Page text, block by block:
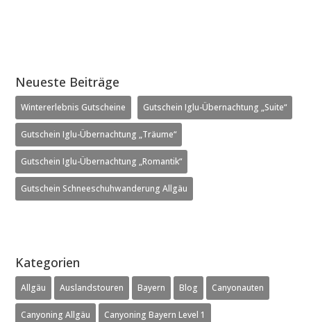
Neueste Beiträge
Wintererlebnis Gutscheine Gutschein Iglu-Übernachtung „Suite“
Gutschein Iglu-Übernachtung „Träume“
Gutschein Iglu-Übernachtung „Romantik“
Gutschein Schneeschuhwanderung Allgäu
Kategorien
Allgäu Auslandstouren Bayern Blog Canyonauten
Canyoning Allgäu Canyoning Bayern Level 1